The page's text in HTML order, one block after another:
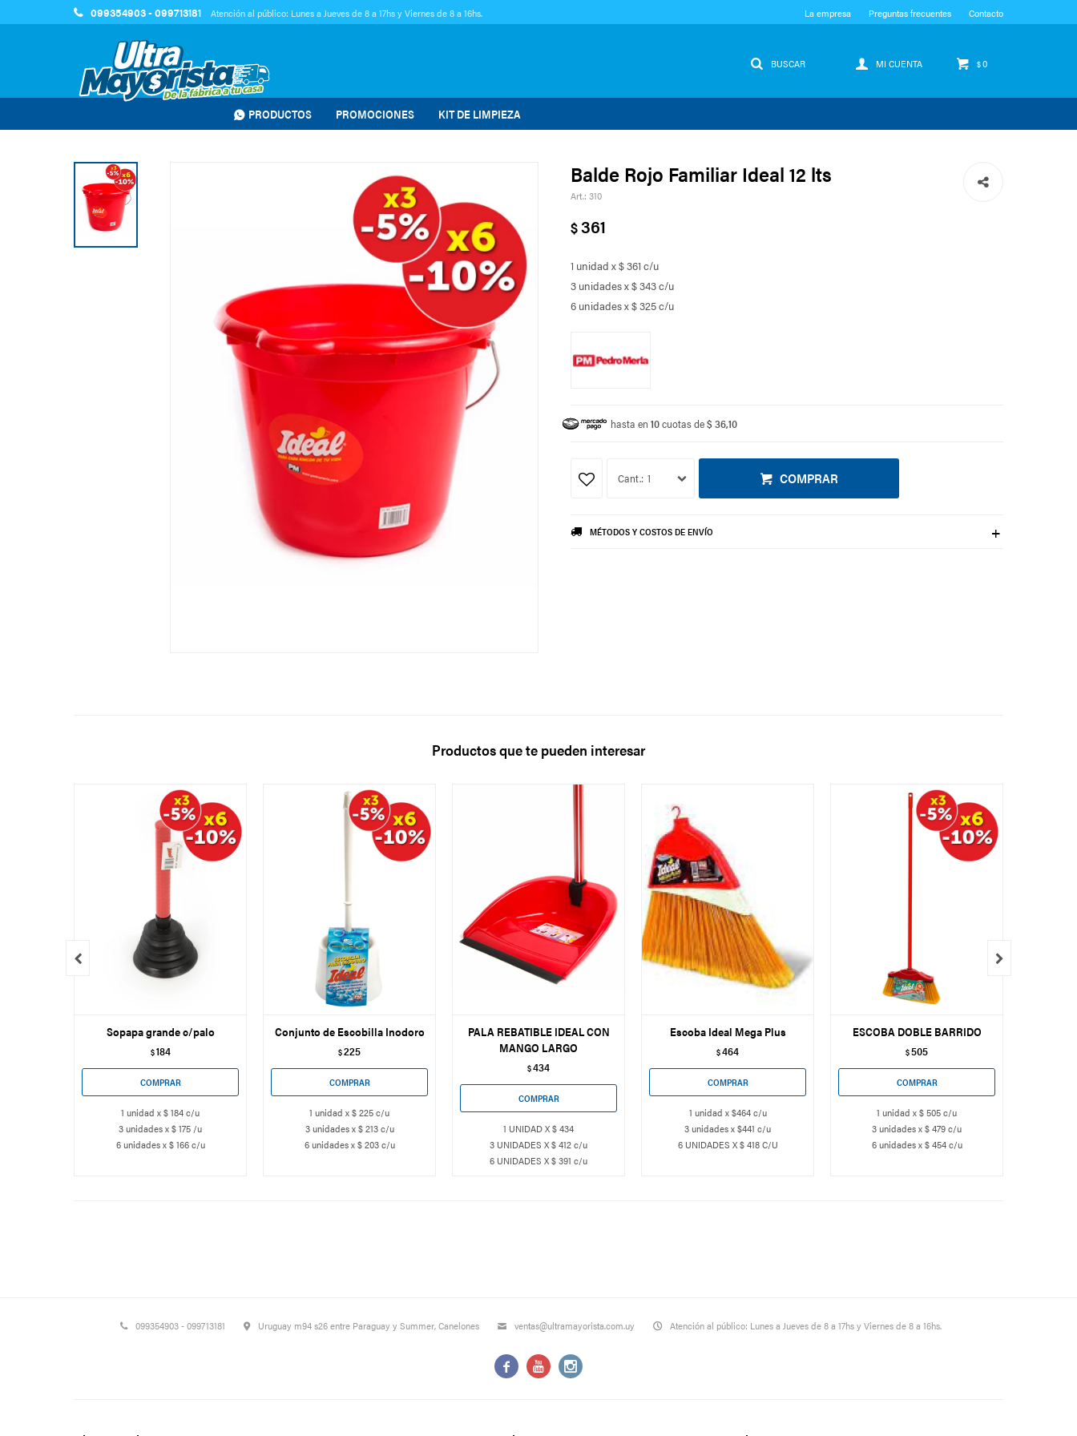
PRODUCTOS PROMOCIONES KIT DE LIMPIEZA
$0
099354903 - 099713181 Atención al público: Lunes a Jueves de 8 a 17hs y Viernes de 8 a 16hs. La empresa Preguntas frecuentes Contacto
Balde Rojo Familiar Ideal 12 lts
310
$361
1 unidad x $ 361 c/u
3 unidades x $ 343 c/u
6 unidades x $ 325 c/u
hasta en 10cuotas de$ 36,10
1 COMPRAR
MÉTODOS Y COSTOS DE ENVÍO
Productos que te pueden interesar
Sopapa grande c/palo
$184
1 unidad x $ 184 c/u
3 unidades x $ 175 /u
6 unidades x $ 166 c/u
Conjunto de Escobilla Inodoro
$225
1 unidad x $ 225 c/u
3 unidades x $ 213 c/u
6 unidades x $ 203 c/u
PALA REBATIBLE IDEAL CON
MANGO LARGO
$434
1 UNIDAD X $ 434
3 UNIDADES X $ 412 c/u
6 UNIDADES X $ 391 c/u
Escoba Ideal Mega Plus
$464
1 unidad x $464 c/u
3 unidades x $441 c/u
6 UNIDADES X $ 418 C/U
ESCOBA DOBLE BARRIDO
$505
1 unidad x $ 505 c/u
3 unidades x $ 479 c/u
6 unidades x $ 454 c/u
 
099354903 - 099713181 Uruguay m94 s26 entre Paraguay y Summer, Canelones ventas@ultramayorista.com.uy Atención al público: Lunes a Jueves de 8 a 17hs y Viernes de 8 a 16hs.
  